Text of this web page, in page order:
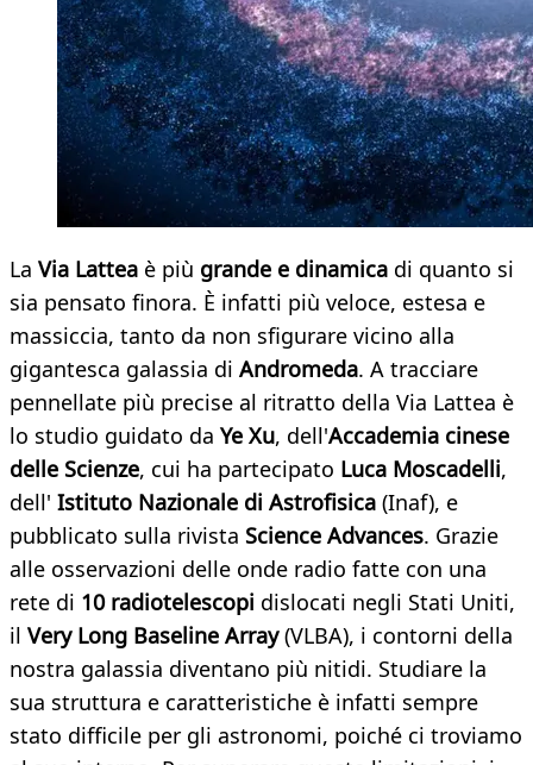
La Via Lattea è più grande e dinamica di quanto si
sia pensato finora. È infatti più veloce, estesa e
massiccia, tanto da non sfigurare vicino alla
gigantesca galassia di Andromeda. A tracciare
pennellate più precise al ritratto della Via Lattea è
lo studio guidato da Ye Xu, dell'Accademia cinese
delle Scienze, cui ha partecipato Luca Moscadelli,
dell' Istituto Nazionale di Astrofisica (Inaf), e
pubblicato sulla rivista Science Advances. Grazie
alle osservazioni delle onde radio fatte con una
rete di 10 radiotelescopi dislocati negli Stati Uniti,
il Very Long Baseline Array(VLBA), i contorni della
nostra galassia diventano più nitidi. Studiare la
sua struttura e caratteristiche è infatti sempre
stato difficile per gli astronomi, poiché ci troviamo